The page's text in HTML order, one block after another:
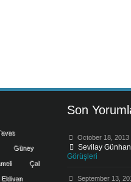
Güney
Çal
Eldivan
Son
October 18, 2013
Sevilay Günhan
Görüşleri
September 13,